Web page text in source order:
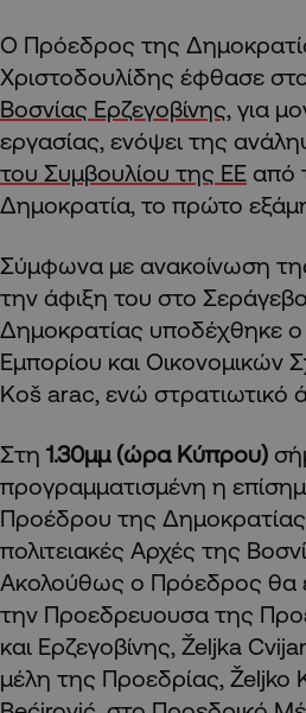
Ο Πρόεδρος της
Χριστοδουλίδης έφθασε
Βοσνίας Ερζεγοβίνης, για
εργασίας, ενόψει της
του Συμβουλίου της ΕΕ από
Δημοκρατία, το πρώτο
Σύμφωνα με ανακοίνωση
την άφιξη του στο
Δημοκρατίας υποδέχθηκε
Εμπορίου και Οικονομικών
Koš arac, ενώ στρατιωτικό
Στη 1.30μμ (ώρα Κύπρου)
προγραμματισμένη η
Προέδρου της
πολιτειακές Αρχές της
Ακολούθως ο Πρόεδρος θα
την Προεδρευουσα της
και Ερζεγοβίνης, Željka
μέλη της Προεδρίας, Željko